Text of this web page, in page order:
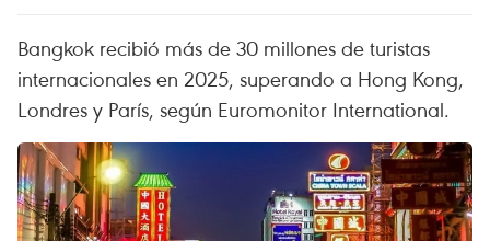
Bangkok recibió más de 30 millones de turistas
internacionales en 2025, superando a Hong Kong,
Londres y París, según Euromonitor International.